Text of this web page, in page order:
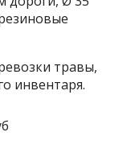
травы,
инвентаря.